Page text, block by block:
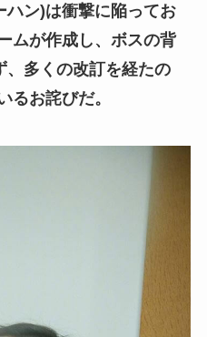
ハン)は衝撃に陥ってお
ムが作成し、ボスの背
、多くの改訂を経たの
るお詫びだ。